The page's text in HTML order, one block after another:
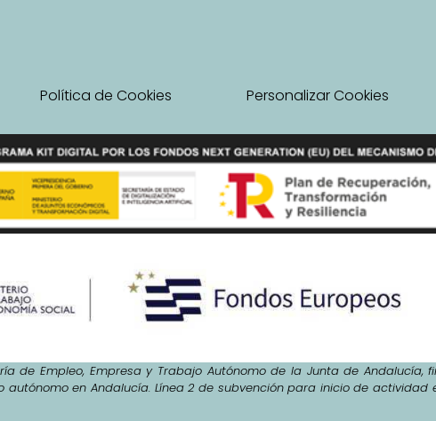
Política de Cookies Personalizar Cookies
de Empleo, Empresa y Trabajo Autónomo de la Junta de
autónomo en Andalucía. Línea 2 de subvención para inicio de